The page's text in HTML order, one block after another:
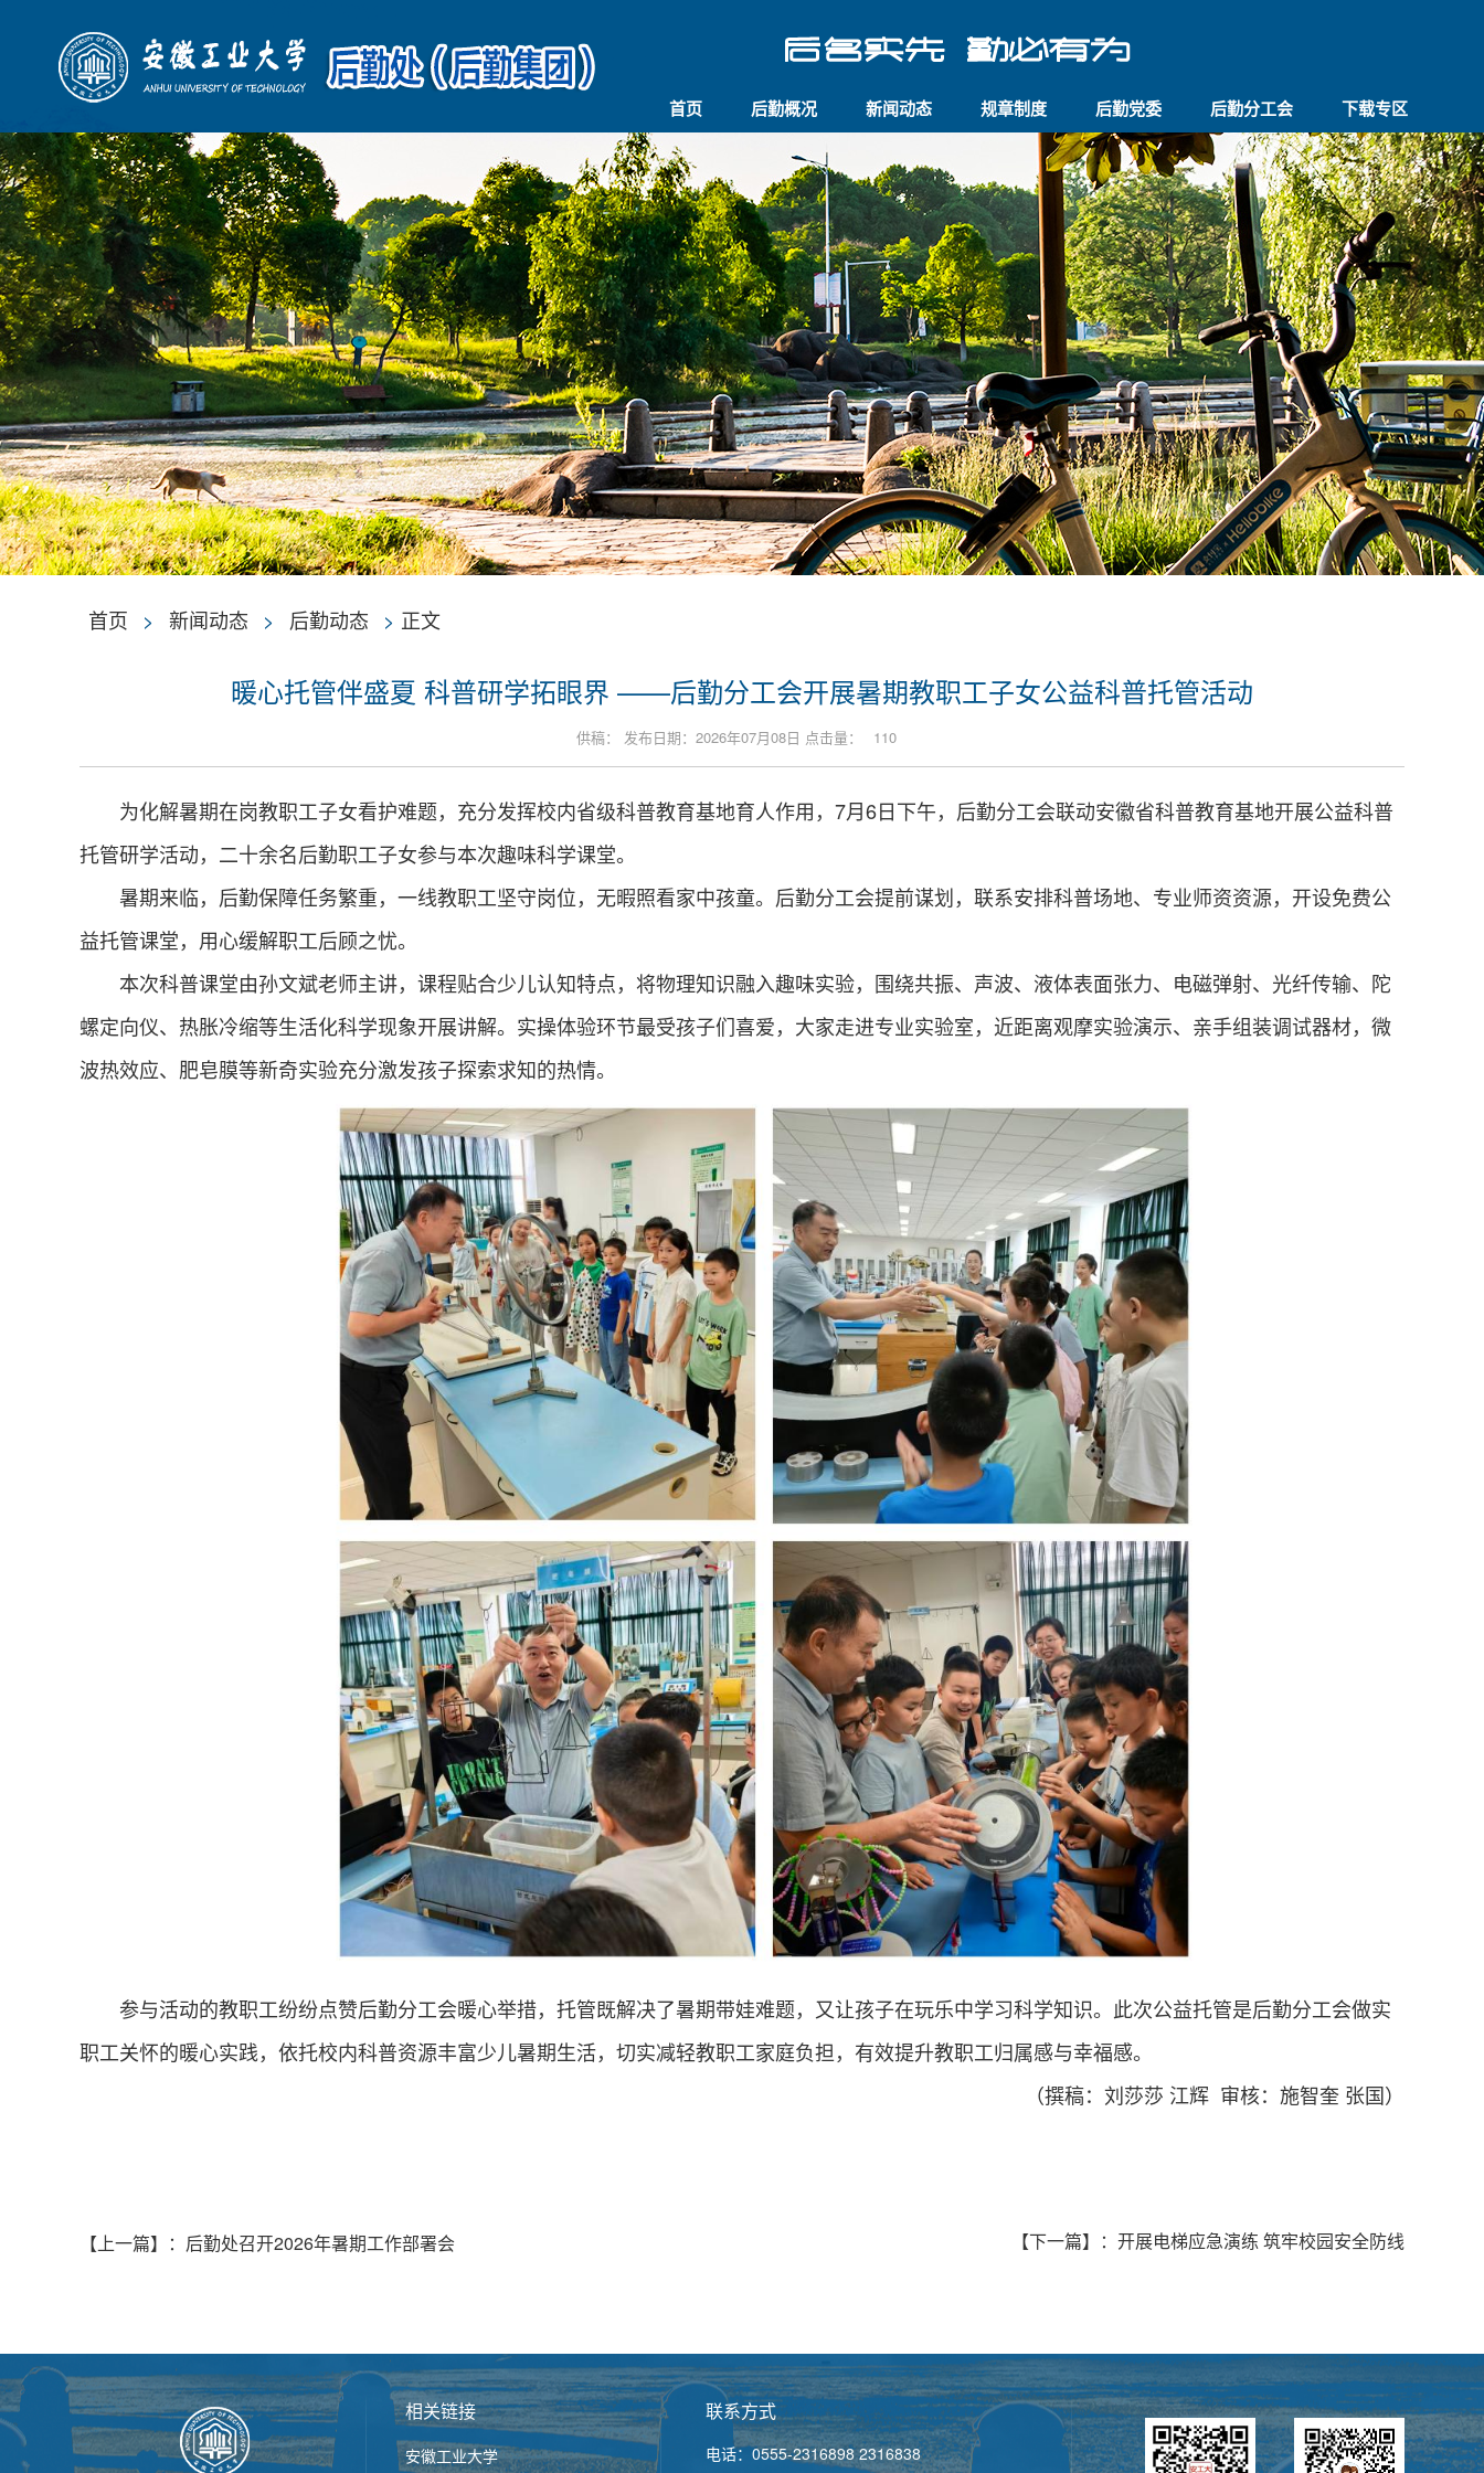
首页 后勤概况 新闻动态 规章制度 后勤党委 后勤分工会 下载专区
首页 > 新闻动态 > 后勤动态 > 正文
暖心托管伴盛夏 科普研学拓眼界 ——后勤分工会开展暑期教职工子女公益科普托管活动
供稿： 发布日期：2026年07月08日 点击量： 110
为化解暑期在岗教职工子女看护难题，充分发挥校内省级科普教育基地育人作用，7月6日下午，后勤分工会联动安徽省科普教育基地开展公益科普
托管研学活动，二十余名后勤职工子女参与本次趣味科学课堂。
暑期来临，后勤保障任务繁重，一线教职工坚守岗位，无暇照看家中孩童。后勤分工会提前谋划，联系安排科普场地、专业师资资源，开设免费公
益托管课堂，用心缓解职工后顾之忧。
本次科普课堂由孙文斌老师主讲，课程贴合少儿认知特点，将物理知识融入趣味实验，围绕共振、声波、液体表面张力、电磁弹射、光纤传输、陀
螺定向仪、热胀冷缩等生活化科学现象开展讲解。实操体验环节最受孩子们喜爱，大家走进专业实验室，近距离观摩实验演示、亲手组装调试器材，微
波热效应、肥皂膜等新奇实验充分激发孩子探索求知的热情。
参与活动的教职工纷纷点赞后勤分工会暖心举措，托管既解决了暑期带娃难题，又让孩子在玩乐中学习科学知识。此次公益托管是后勤分工会做实
职工关怀的暖心实践，依托校内科普资源丰富少儿暑期生活，切实减轻教职工家庭负担，有效提升教职工归属感与幸福感。
（撰稿：刘莎莎 江辉 审核：施智奎 张国）
【上一篇】 ： 后勤处召开2026年暑期工作部署会 【下一篇】 ： 开展电梯应急演练 筑牢校园安全防线
相关链接
安徽工业大学
联系方式
电话：0555-2316898 2316838